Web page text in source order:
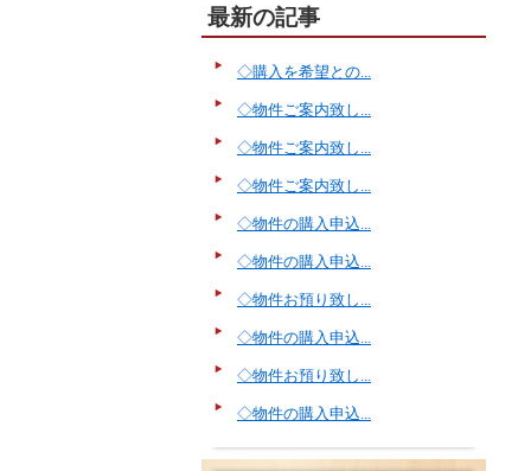
最新の記事
◇購入を希望との...
◇物件ご案内致し...
◇物件ご案内致し...
◇物件ご案内致し...
◇物件の購入申込...
◇物件の購入申込...
◇物件お預り致し...
◇物件の購入申込...
◇物件お預り致し...
◇物件の購入申込...